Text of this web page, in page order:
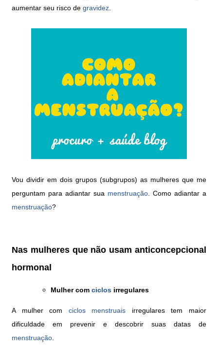
aumentar seu risco de gravidez
Vou dividir em dois grupos (subgrupos) as mulheres que me
perguntam para adiantar sua menstruação . Como adiantar a
menstruação?
Nas mulheres que não usam anticoncepcional
hormonal
Mulher com ciclos irregulares
A mulher com ciclos menstruais irregulares tem maior
dificuldade em prevenir e descobrir suas datas de
menstruação